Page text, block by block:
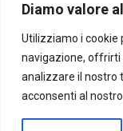
Diamo valore
Utilizziamo i cookie
navigazione, offrirti
analizzare il nostro
acconsenti al
CARITÁ
CULTURA